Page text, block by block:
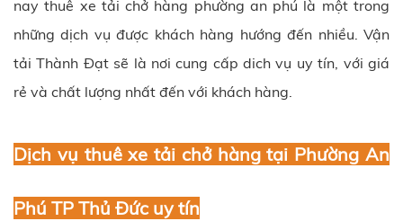
nay thuê xe tải chở hàng phường an phú là một trong
những dịch vụ được khách hàng hướng đến nhiều. Vận
tải Thành Đạt sẽ là nơi cung cấp dich vụ uy tín, với giá
rẻ và chất lượng nhất đến với khách hàng.
Dịch vụ thuê xe tải chở hàng tại Phường An
Phú TP Thủ Đức uy tín